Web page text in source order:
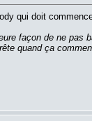
qui doit
façon de ne pas
quand ça